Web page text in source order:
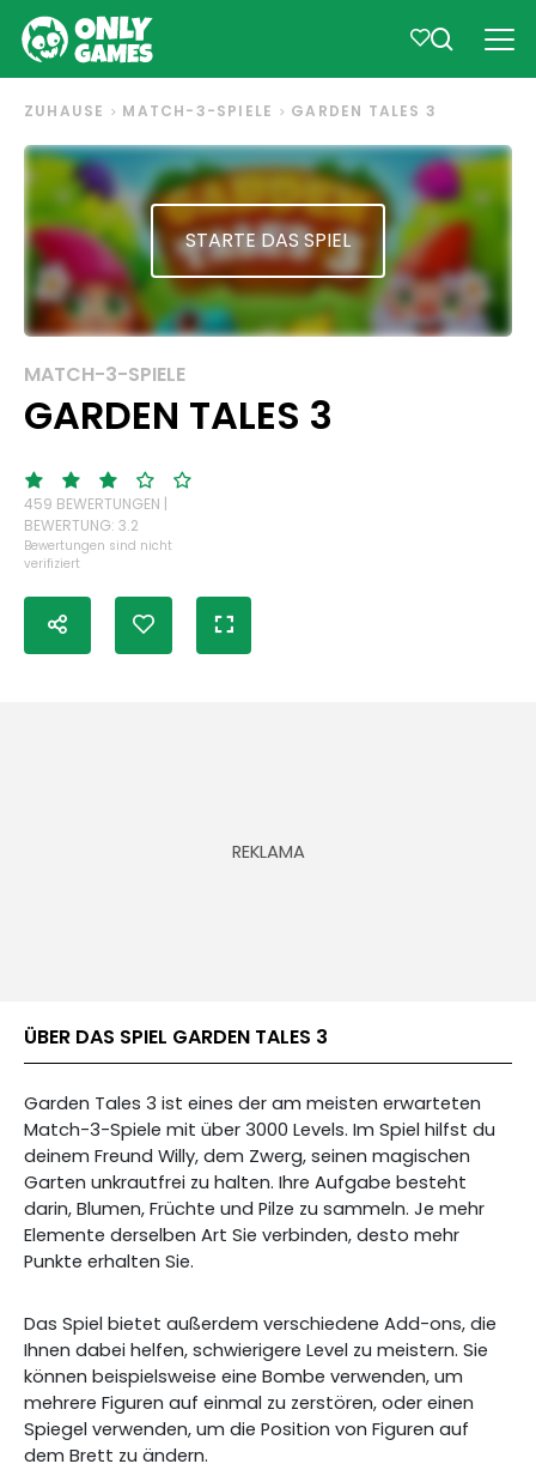
ZUHAUSE MATCH-3-SPIELE GARDEN TALES 3
STARTE DAS SPIEL
MATCH-3-SPIELE
GARDEN TALES 3
459 BEWERTUNGEN |
BEWERTUNG: 3.2
Bewertungen sind nicht
verifiziert
ÜBER DAS SPIEL GARDEN TALES 3
Garden Tales 3 ist eines der am meisten erwarteten
Match-3-Spiele mit über 3000 Levels. Im Spiel hilfst du
deinem Freund Willy, dem Zwerg, seinen magischen
Garten unkrautfrei zu halten. Ihre Aufgabe besteht
darin, Blumen, Früchte und Pilze zu sammeln. Je mehr
Elemente derselben Art Sie verbinden, desto mehr
Punkte erhalten Sie.
Das Spiel bietet außerdem verschiedene Add-ons, die
Ihnen dabei helfen, schwierigere Level zu meistern. Sie
können beispielsweise eine Bombe verwenden, um
mehrere Figuren auf einmal zu zerstören, oder einen
Spiegel verwenden, um die Position von Figuren auf
dem Brett zu ändern.